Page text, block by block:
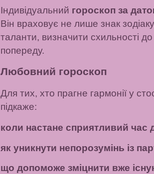
Індивідуальний гороскоп за
Він враховує не лише знак
таланти, визначити схильності
попереду.
Любовний гороскоп
Для тих, хто прагне гармонії у
підкаже:
коли настане сприятливий час
як уникнути непорозумінь із
що допоможе зміцнити вже